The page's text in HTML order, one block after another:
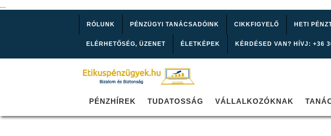
...
RÓLUNK PÉNZÜGYI TANÁCSADÓINK CIKKFIGYELŐ HETI
ELÉRHETŐSÉG, ÜZENET ÉLETKÉPEK KÉRDÉSED VAN? HÍVJ: +36
PÉNZHÍREK TUDATOSSÁG VÁLLALKOZÓKNAK